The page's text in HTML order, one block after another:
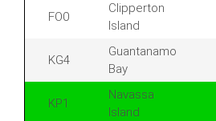
FO0
Clipperton
Island
KG4
Guantanamo
Bay
KP1
Navassa
Island